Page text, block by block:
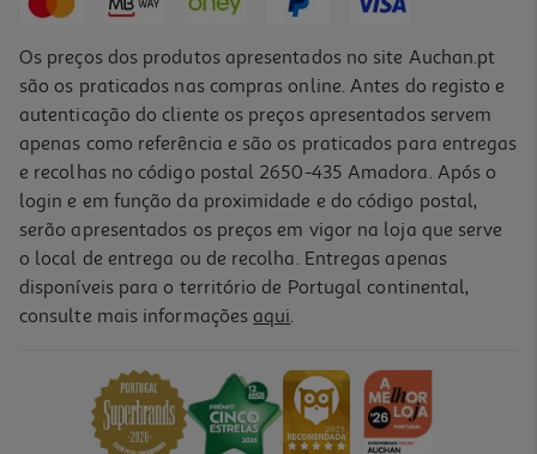
Prato Plástico Gardenstar Verde Ø22cm (vaso 30)
Os preços dos produtos apresentados no site Auchan.pt
são os praticados nas compras online. Antes do registo e
autenticação do cliente os preços apresentados servem
apenas como referência e são os praticados para entregas
e recolhas no código postal 2650-435 Amadora. Após o
login e em função da proximidade e do código postal,
serão apresentados os preços em vigor na loja que serve
o local de entrega ou de recolha. Entregas apenas
disponíveis para o território de Portugal continental,
consulte mais informações aqui.